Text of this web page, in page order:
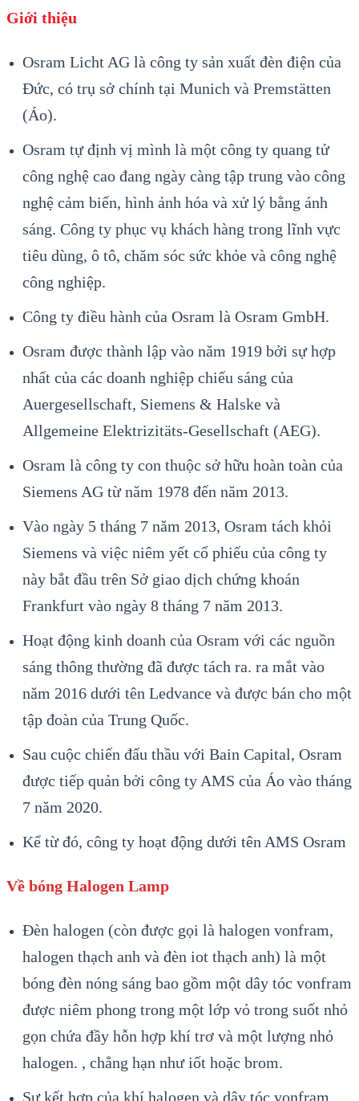
Giới thiệu
Osram Licht AG là công ty sản xuất đèn điện của
Đức, có trụ sở chính tại Munich và Premstätten
(Áo).
Osram tự định vị mình là một công ty quang tử
công nghệ cao đang ngày càng tập trung vào công
nghệ cảm biến, hình ảnh hóa và xử lý bằng ánh
sáng. Công ty phục vụ khách hàng trong lĩnh vực
tiêu dùng, ô tô, chăm sóc sức khỏe và công nghệ
công nghiệp.
Công ty điều hành của Osram là Osram GmbH.
Osram được thành lập vào năm 1919 bởi sự hợp
nhất của các doanh nghiệp chiếu sáng của
Auergesellschaft, Siemens & Halske và
Allgemeine Elektrizitäts-Gesellschaft (AEG).
Osram là công ty con thuộc sở hữu hoàn toàn của
Siemens AG từ năm 1978 đến năm 2013.
Vào ngày 5 tháng 7 năm 2013, Osram tách khỏi
Siemens và việc niêm yết cổ phiếu của công ty
này bắt đầu trên Sở giao dịch chứng khoán
Frankfurt vào ngày 8 tháng 7 năm 2013.
Hoạt động kinh doanh của Osram với các nguồn
sáng thông thường đã được tách ra. ra mắt vào
năm 2016 dưới tên Ledvance và được bán cho một
tập đoàn của Trung Quốc.
Sau cuộc chiến đấu thầu với Bain Capital, Osram
được tiếp quản bởi công ty AMS của Áo vào tháng
7 năm 2020.
Kể từ đó, công ty hoạt động dưới tên AMS Osram
Về bóng Halogen Lamp
Đèn halogen (còn được gọi là halogen vonfram,
halogen thạch anh và đèn iot thạch anh) là một
bóng đèn nóng sáng bao gồm một dây tóc vonfram
được niêm phong trong một lớp vỏ trong suốt nhỏ
gọn chứa đầy hỗn hợp khí trơ và một lượng nhỏ
halogen. , chẳng hạn như iốt hoặc brom.
Sự kết hợp của khí halogen và dây tóc vonfram